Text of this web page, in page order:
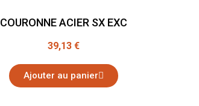
COURONNE ACIER SX EXC
39,13 €
Ajouter au panier